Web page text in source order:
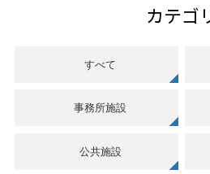
カテゴ
すべて
事務所施設
公共施設